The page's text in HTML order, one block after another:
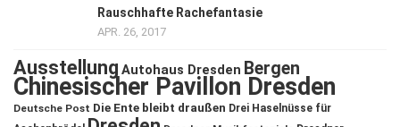
Rauschhafte Rachefantasie
APR. 26, 2017
Ausstellung Autohaus Dresden Bergen
Chinesischer Pavillon Dresden
Deutsche Post Die Ente bleibt draußen Drei Haselnüsse für